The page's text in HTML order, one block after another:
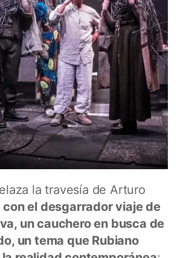
la travesía de Arturo
con el desgarrador viaje de
un cauchero en busca de
un tema que Rubiano